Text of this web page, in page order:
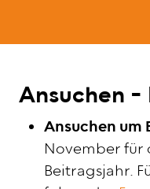
Ansuchen -
Ansuchen um
November für
Beitragsjahr.